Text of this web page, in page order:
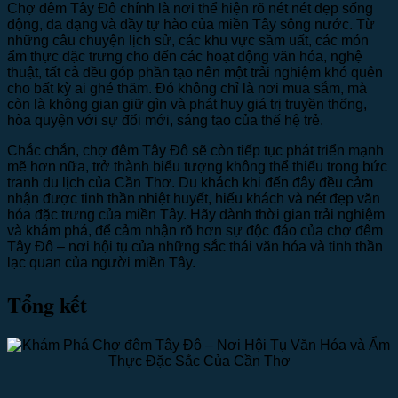
Chợ đêm Tây Đô chính là nơi thể hiện rõ nét nét đẹp sống
động, đa dạng và đầy tự hào của miền Tây sông nước. Từ
những câu chuyện lịch sử, các khu vực sầm uất, các món
ẩm thực đặc trưng cho đến các hoạt động văn hóa, nghệ
thuật, tất cả đều góp phần tạo nên một trải nghiệm khó quên
cho bất kỳ ai ghé thăm. Đó không chỉ là nơi mua sắm, mà
còn là không gian giữ gìn và phát huy giá trị truyền thống,
hòa quyện với sự đổi mới, sáng tạo của thế hệ trẻ.
Chắc chắn, chợ đêm Tây Đô sẽ còn tiếp tục phát triển mạnh
mẽ hơn nữa, trở thành biểu tượng không thể thiếu trong bức
tranh du lịch của Cần Thơ. Du khách khi đến đây đều cảm
nhận được tinh thần nhiệt huyết, hiếu khách và nét đẹp văn
hóa đặc trưng của miền Tây. Hãy dành thời gian trải nghiệm
và khám phá, để cảm nhận rõ hơn sự độc đáo của chợ đêm
Tây Đô – nơi hội tụ của những sắc thái văn hóa và tinh thần
lạc quan của người miền Tây.
Tổng kết